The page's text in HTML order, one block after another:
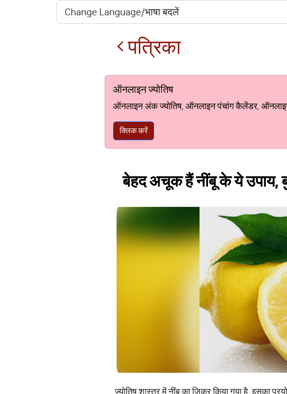
पत्रिका
ऑनलाइन ज्योतिष
ऑनलाइन अंक ज्योतिष, ऑनलाइन पंचांग कैलेंडर,
क्लिक करें
बेहद अचूक हैं नींबू के ये उपाय,
ज्योतिष शास्त्र में नींबू का जिक्र किया गया है. इसका